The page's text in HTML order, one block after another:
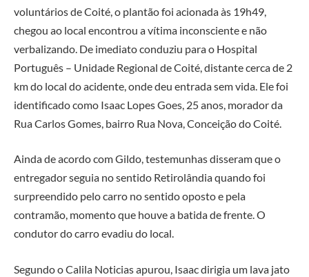
voluntários de Coité, o plantão foi acionada às 19h49,
chegou ao local encontrou a vítima inconsciente e não
verbalizando. De imediato conduziu para o Hospital
Português – Unidade Regional de Coité, distante cerca de 2
km do local do acidente, onde deu entrada sem vida. Ele foi
identificado como Isaac Lopes Goes, 25 anos, morador da
Rua Carlos Gomes, bairro Rua Nova, Conceição do Coité.
Ainda de acordo com Gildo, testemunhas disseram que o
entregador seguia no sentido Retirolândia quando foi
surpreendido pelo carro no sentido oposto e pela
contramão, momento que houve a batida de frente. O
condutor do carro evadiu do local.
Segundo o Calila Noticias apurou, Isaac dirigia um lava jato